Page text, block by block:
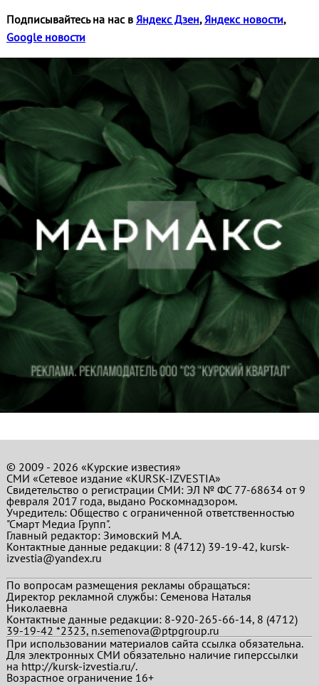
Подписывайтесь на нас в Яндекс Дзен, Яндекс новости,
Google новости
© 2009 - 2026 «Курские известия»
СМИ «Сетевое издание «KURSK-IZVESTIA»
Свидетельство о регистрации СМИ: ЭЛ № ФС 77-68634 от 9
февраля 2017 года, выдано Роскомнадзором.
Учредитель: Общество с ограниченной ответственностью
"Смарт Медиа Групп".
Главный редактор:Зимовский М.А.
Контактные данные редакции: 8 (4712) 39-19-42, kursk-
izvestia@yandex.ru
По вопросам размещения рекламы обращаться:
Директор рекламной службы: Семенова Наталья
Николаевна
Контактные данные редакции: 8-920-265-66-14, 8 (4712)
39-19-42 *2323, n.semenova@ptpgroup.ru
При использовании материалов сайта ссылка обязательна.
Для электронных СМИ обязательно наличие гиперссылки
на http://kursk-izvestia.ru/.
Возрастное ограничение 16+